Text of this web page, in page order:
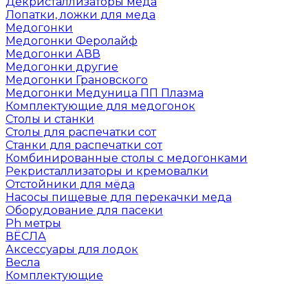
Лопатки, ложки для меда
Медогонки
Медогонки Феролайф
Медогонки АВВ
Медогонки другие
Медогонки Грановского
Медогонки Медуница ПП Плазма
Комплектующие для медогонок
Столы и станки
Столы для распечатки сот
Станки для распечатки сот
Комбинированные столы с медогонками
Рекристаллизаторы и кремовалки
Отстойники для мёда
Насосы пищевые для перекачки меда
Оборудование для пасеки
Ph метры
ВЁСЛА
Аксессуары для лодок
Весла
Комплектующие